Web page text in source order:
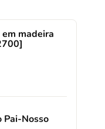
madeira
Pai-Nosso